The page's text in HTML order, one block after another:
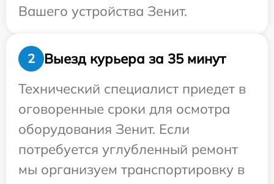
Вашего устройства Зенит.
2
Выезд курьера за 35 минут
Технический специалист приедет в
оговоренные сроки для осмотра
оборудования Зенит. Если
потребуется углубленный ремонт
мы организуем транспортировку в